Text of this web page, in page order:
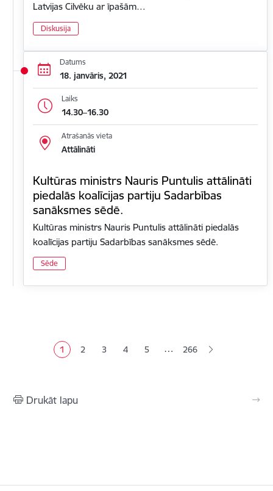
Latvijas Cilvēku ar īpašām…
Diskusija
Datums
18. janvāris, 2021
Laiks
14.30–16.30
Atrašanās vieta
Attālināti
Kultūras ministrs Nauris Puntulis attālināti
piedalās koalīcijas partiju Sadarbības
sanāksmes sēdē.
Kultūras ministrs Nauris Puntulis attālināti piedalās
koalīcijas partiju Sadarbības sanāksmes sēdē.
Sēde
Pašreizējā lapa
1 Lapa
2 Lapa
3 Lapa
4 Lapa
5 … 266
Drukāt lapu